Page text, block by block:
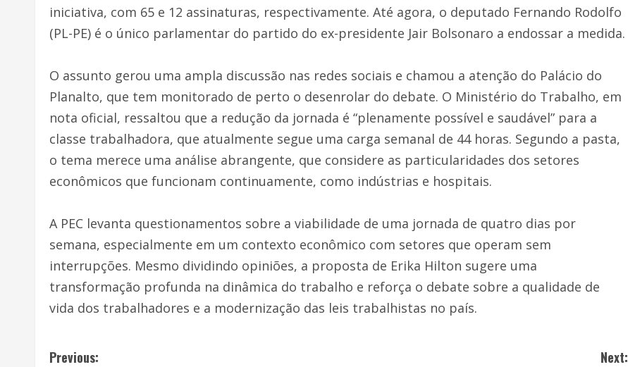
iniciativa, com 65 e 12 assinaturas, respectivamente. Até agora, o deputado Fernando Rodolfo
(PL-PE) é o único parlamentar do partido do ex-presidente Jair Bolsonaro a endossar a medida.
O assunto gerou uma ampla discussão nas redes sociais e chamou a atenção do Palácio do
Planalto, que tem monitorado de perto o desenrolar do debate. O Ministério do Trabalho, em
nota oficial, ressaltou que a redução da jornada é “plenamente possível e saudável” para a
classe trabalhadora, que atualmente segue uma carga semanal de 44 horas. Segundo a pasta,
o tema merece uma análise abrangente, que considere as particularidades dos setores
econômicos que funcionam continuamente, como indústrias e hospitais.
A PEC levanta questionamentos sobre a viabilidade de uma jornada de quatro dias por
semana, especialmente em um contexto econômico com setores que operam sem
interrupções. Mesmo dividindo opiniões, a proposta de Erika Hilton sugere uma
transformação profunda na dinâmica do trabalho e reforça o debate sobre a qualidade de
vida dos trabalhadores e a modernização das leis trabalhistas no país.
Previous:
Next: